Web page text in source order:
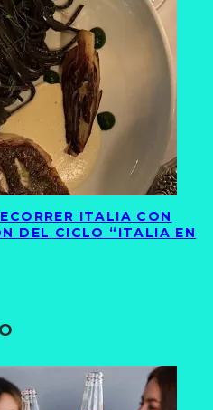
ITALIA CON
DEL CICLO “ITALIA EN